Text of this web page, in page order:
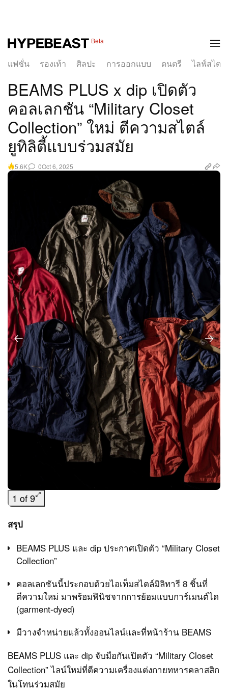
Beta
แฟชั่น รองเท้า ศิลปะ การออกแบบ ดนตรี ไลฟ์สไตล์
BEAMS PLUS x dip เปิดตัว
คอลเลกชัน “Military Closet
Collection” ใหม่ ตีความสไตล์
ยูทิลิตี้แบบร่วมสมัย
5.6K 0Oct 6, 2025
1 of 9
สรุป
BEAMS PLUS และ dip ประกาศเปิดตัว “Military Closet
Collection”
คอลเลกชันนี้ประกอบด้วยไอเท็มสไตล์มิลิทารี 8 ชิ้นที่
ตีความใหม่ มาพร้อมฟินิชจากการย้อมแบบการ์เมนต์ได
(garment-dyed)
มีวางจำหน่ายแล้วทั้งออนไลน์และที่หน้าร้าน BEAMS
BEAMS PLUS และ dip จับมือกันเปิดตัว “Military Closet
Collection” ไลน์ใหม่ที่ตีความเครื่องแต่งกายทหารคลาสสิก
ในโทนร่วมสมัย